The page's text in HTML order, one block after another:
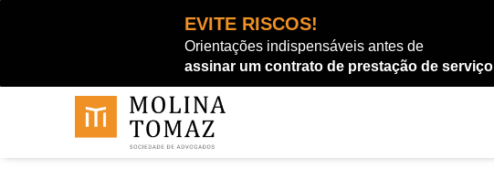
EVITE RISCOS!
Orientações indispensáveis antes de
assinar um contrato de prestação de serviço
conteúdo